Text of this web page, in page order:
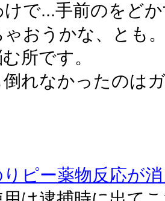
けで...手前のをど
ゃおうかな、とも
所です。
れなかったのは
りピー薬物反応が